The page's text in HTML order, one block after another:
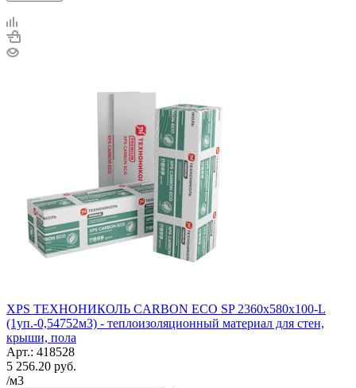
XPS ТЕХНОНИКОЛЬ CARBON ECO SP 2360х580х100-L
(1уп.-0,54752м3) - теплоизоляционный материал для стен,
крыши, пола
Арт.: 418528
5 256.20 руб.
/м3